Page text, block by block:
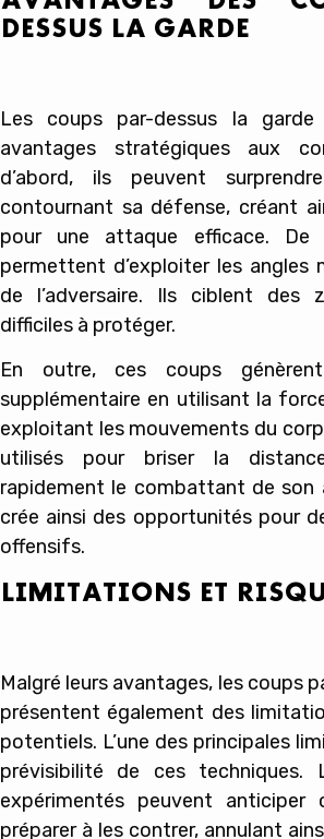
DESSUS LA GARDE
Les coups par-dessus la garde
avantages stratégiques aux
d’abord, ils peuvent
contournant sa défense, créant
pour une attaque efficace. De
permettent d’exploiter les angles
de l’adversaire. Ils ciblent des
difficiles à protéger.
En outre, ces coups
supplémentaire en utilisant la
exploitant les mouvements du
utilisés pour briser la
rapidement le combattant de son
crée ainsi des opportunités pour
offensifs.
LIMITATIONS ET
Malgré leurs avantages, les coups
présentent également des
potentiels. L’une des principales
prévisibilité de ces techniques.
expérimentés peuvent
préparer à les contrer, annulant